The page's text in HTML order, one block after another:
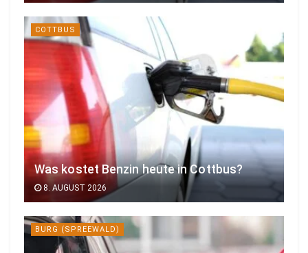
COTTBUS
Was kostet Benzin heute in Cottbus?
8. AUGUST 2026
BURG (SPREEWALD)